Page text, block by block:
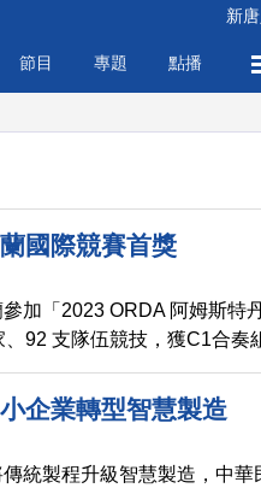
新
節目 專題 點播
國際競賽首獎
加「2023 ORDA 阿姆斯特
92 支隊伍競技，獲C1合奏
。
企業轉型智慧製造
統製程升級智慧製造，中華